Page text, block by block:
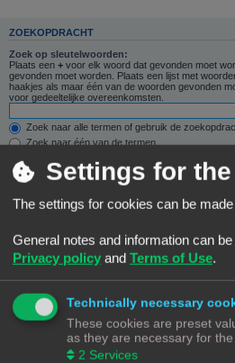
ZOEKOPDRACHT
Zoek op sleutelwoorden:
Plaats een + voor elk woord dat gevonden moet
gevonden moet worden. Plaats een lijst met
haakjes als maar één van de woorden gevonden
voor gedeeltelijke overeenkomsten.
Zoek naar alle termen of gebruik de
Zoek naar één van de termen
Zoek naar auteur:
Gebruik * als een joker voor gedeeltelijke
Zoeken in forums:
Selecteer het forum of de forums die je wil
doorzocht als je “Doorzoek subforums“ hieronder
Settings for the
The settings for cookies can be
General notes and information can
Privacy policy and Terms of Use.
Technically necessary
These cookies are preset
as they are necessary for
2 Services